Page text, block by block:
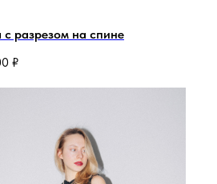
с разрезом на спине
₽